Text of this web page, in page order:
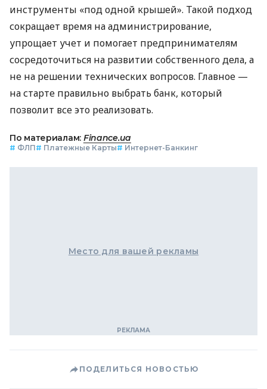
инструменты «под одной крышей». Такой подход
сокращает время на администрирование,
упрощает учет и помогает предпринимателям
сосредоточиться на развитии собственного дела, а
не на решении технических вопросов. Главное —
на старте правильно выбрать банк, который
позволит все это реализовать.
По материалам: Finance.ua
# ФЛП# Платежные Карты# Интернет-Банкинг
Место для вашей рекламы
ПОДЕЛИТЬСЯ НОВОСТЬЮ